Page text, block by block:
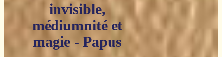
invisible,
médiumnité et
magie - Papus